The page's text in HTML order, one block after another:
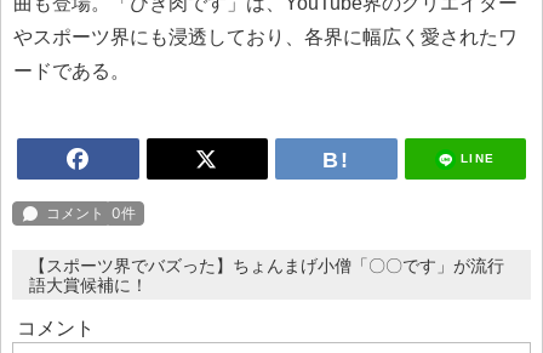
やスポーツ界にも浸透しており、各界に幅広く愛されたワ
ードである。
LINE
【スポーツ界でバズった】ちょんまげ小僧「〇〇です」が流行
語大賞候補に！